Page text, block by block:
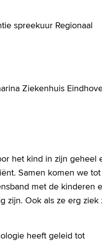
spreekuur Regionaal
Ziekenhuis
het kind in zijn geheel
Samen komen we
met de kinderen
zijn. Ook als ze erg ziek
heeft geleid tot